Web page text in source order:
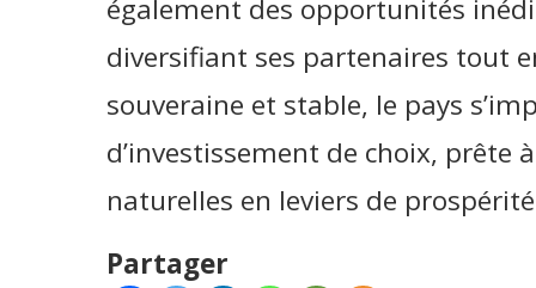
également des opportunités
diversifiant ses partenaires tout
souveraine et stable, le pays
d’investissement de choix, prête
naturelles en leviers de
Partager